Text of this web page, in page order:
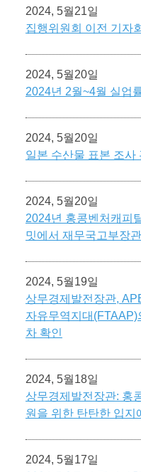
2024, 5월21일
집행위원회 이전 기자
2024, 5월20일
2024년 2월~4월 실업
2024, 5월20일
일본 수산물 표본 조사
2024, 5월20일
2024년 홍콩벤처캐피
밋에서 재무국고부장
2024, 5월19일
상무경제발전장관,
자유무역지대(FTAAP)
차 확인
2024, 5월18일
상무경제발전장관: 홍
원을 위한 탄탄한 입지
2024, 5월17일